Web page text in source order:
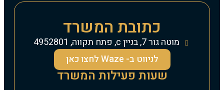
כתובת המשרד
מוטה גור 7, בניין c, פתח תקווה, 4952801
לניווט ב- Waze לחצו כאן
שעות פעילות המשרד